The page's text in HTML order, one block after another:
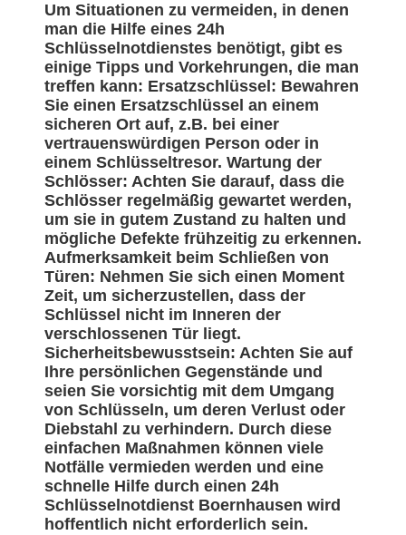
Um Situationen zu vermeiden, in denen
man die Hilfe eines 24h
Schlüsselnotdienstes benötigt, gibt es
einige Tipps und Vorkehrungen, die man
treffen kann: Ersatzschlüssel: Bewahren
Sie einen Ersatzschlüssel an einem
sicheren Ort auf, z.B. bei einer
vertrauenswürdigen Person oder in
einem Schlüsseltresor. Wartung der
Schlösser: Achten Sie darauf, dass die
Schlösser regelmäßig gewartet werden,
um sie in gutem Zustand zu halten und
mögliche Defekte frühzeitig zu erkennen.
Aufmerksamkeit beim Schließen von
Türen: Nehmen Sie sich einen Moment
Zeit, um sicherzustellen, dass der
Schlüssel nicht im Inneren der
verschlossenen Tür liegt.
Sicherheitsbewusstsein: Achten Sie auf
Ihre persönlichen Gegenstände und
seien Sie vorsichtig mit dem Umgang
von Schlüsseln, um deren Verlust oder
Diebstahl zu verhindern. Durch diese
einfachen Maßnahmen können viele
Notfälle vermieden werden und eine
schnelle Hilfe durch einen 24h
Schlüsselnotdienst Boernhausen wird
hoffentlich nicht erforderlich sein.